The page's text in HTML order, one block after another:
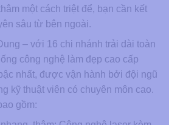
một cách triệt để, bạn cần kết
sâu từ bên ngoài.
– với 16 chi nhánh trải dài toàn
công nghệ làm đẹp cao cấp
nhất, được vận hành bởi đội ngũ
kỹ thuật viên có chuyên môn cao.
gồm: